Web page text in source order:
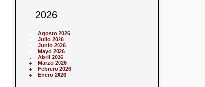
2026
Agosto 2026
Julio 2026
Junio 2026
Mayo 2026
Abril 2026
Marzo 2026
Febrero 2026
Enero 2026